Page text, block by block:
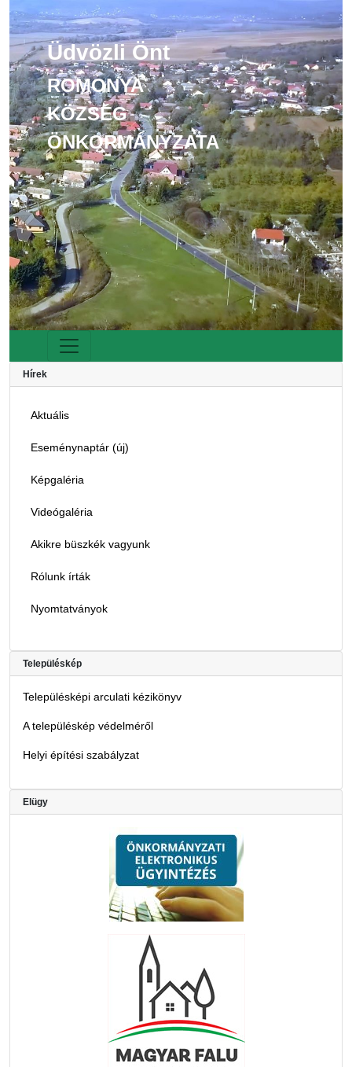
Üdvözli Önt
ROMONYA
KÖZSÉG
ÖNKORMÁNYZATA
Hírek
Aktuális
Eseménynaptár (új)
Képgaléria
Videógaléria
Akikre büszkék vagyunk
Rólunk írták
Nyomtatványok
Településkép
Településképi arculati kézikönyv
A településkép védelméről
Helyi építési szabályzat
Elügy